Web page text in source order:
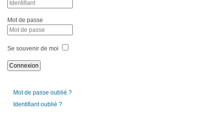
Mot de passe
Se souvenir de moi
Mot de passe oublié ?
Identifiant oublié ?